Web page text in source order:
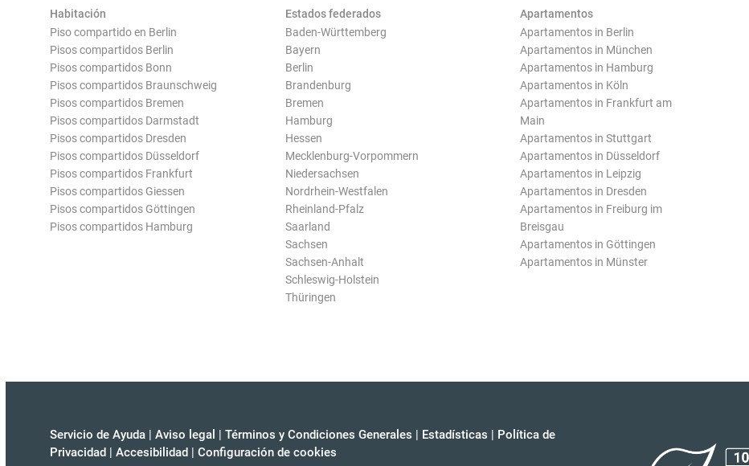
Habitación
Piso compartido en Berlin
Pisos compartidos Berlin
Pisos compartidos Bonn
Pisos compartidos Braunschweig
Pisos compartidos Bremen
Pisos compartidos Darmstadt
Pisos compartidos Dresden
Pisos compartidos Düsseldorf
Pisos compartidos Frankfurt
Pisos compartidos Giessen
Pisos compartidos Göttingen
Pisos compartidos Hamburg
Estados federados
Baden-Württemberg
Bayern
Berlin
Brandenburg
Bremen
Hamburg
Hessen
Mecklenburg-Vorpommern
Niedersachsen
Nordrhein-Westfalen
Rheinland-Pfalz
Saarland
Sachsen
Sachsen-Anhalt
Schleswig-Holstein
Thüringen
Apartamentos
Apartamentos in Berlin
Apartamentos in München
Apartamentos in Hamburg
Apartamentos in Köln
Apartamentos in Frankfurt am
Main
Apartamentos in Stuttgart
Apartamentos in Düsseldorf
Apartamentos in Leipzig
Apartamentos in Dresden
Apartamentos in Freiburg im
Breisgau
Apartamentos in Göttingen
Apartamentos in Münster
Servicio de Ayuda | Aviso legal | Términos y Condiciones Generales | Estadísticas | Política de
Privacidad | Accesibilidad | Configuración de cookies